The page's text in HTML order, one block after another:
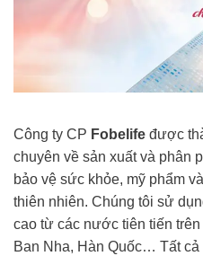
Công ty CP Fobelife được
chuyên về sản xuất và phân
bảo vệ sức khỏe, mỹ phẩm
thiên nhiên. Chúng tôi sử
cao từ các nước tiên tiến
Ban Nha, Hàn Quốc… Tất